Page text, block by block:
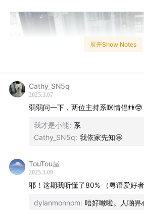
展开Show Notes
Cathy_SN5q
2025.3.07
弱弱问一下，两位主持系咪情侣👫🤓
我才是小能: 系
Cathy_SN5q: 我依家先知🤩
TouTou屋
2025.3.09
耶！这期我听懂了80% （粤语爱好
dylanmonnom: 唔好噉啦。人啲